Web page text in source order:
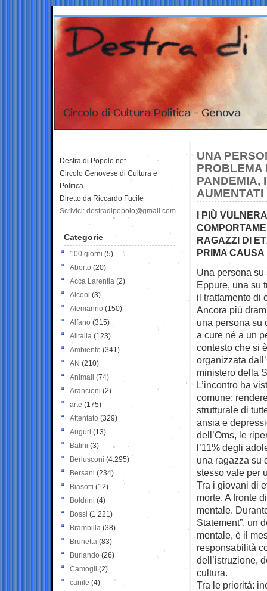
UNA
PROBLEMA
PANDEMIA,
I PIÙ
RAGAZZI DI
PRIMA CAUSA
Una persona
Eppure, una su
il trattamento di
Ancora più
una persona su
a cure né a un
contesto che si
organizzata
ministero della
L’incontro ha
comune:
strutturale di
ansia e
dell’Oms, le
l’11% degli
una ragazza su
stesso vale per
Tra i giovani di
morte. A fronte
mentale.
Statement”, un
mentale, è il
responsabilità
dell’istruzione,
cultura.
Tra le priorità:
Destra di Popolo.net
Circolo Genovese di Cultura e
Politica
Diretto da Riccardo Fucile
Scrivici: destradipopolo@gmail.com
Categorie
100 giorni (5)
Aborto (20)
Acca Larentia (2)
Alcool (3)
Alemanno (150)
Alfano (315)
Alitalia (123)
Ambiente (341)
AN (210)
Animali (74)
Arancioni (2)
arte (175)
Attentato (329)
Auguri (13)
Batini (3)
Berlusconi (4.295)
Bersani (234)
Biasotti (12)
Boldrini (4)
Bossi (1.221)
Brambilla (38)
Brunetta (83)
Burlando (26)
Camogli (2)
canile (4)